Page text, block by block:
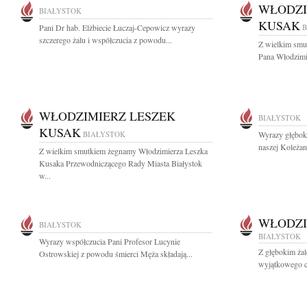
BIAŁYSTOK
Pani Dr hab. Elżbiecie Łuczaj-Cepowicz wyrazy
szczerego żalu i współczucia z powodu...
KUSAK
Z wielkim
Pana
WŁODZIMIERZ LESZEK
KUSAK BIAŁYSTOK
Z wielkim smutkiem żegnamy Włodzimierza Leszka
Kusaka Przewodniczącego Rady Miasta Białystok
w...
BIAŁYSTOK
Wyrazy
naszej
BIAŁYSTOK
Wyrazy współczucia Pani Profesor Lucynie
Ostrowskiej z powodu śmierci Męża składają...
BIAŁYSTOK
Z głębokim
wyjątkowego